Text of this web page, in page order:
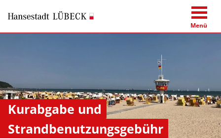
Menü
Kurabgabe und
Strandbenutzungsgebühr